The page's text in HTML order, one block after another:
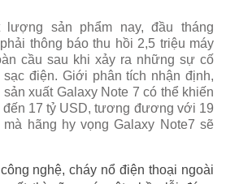
lượng sản phẩm nay, đầu tháng
thông báo thu hồi 2,5 triệu máy
cầu sau khi xảy ra những sự cố
điện. Giới phân tích nhận định,
xuất Galaxy Note 7 có thể khiến
đến 17 tỷ USD, tương đương với 19
hãng hy vọng Galaxy Note7 sẽ
nghệ, cháy nổ điện thoại ngoài